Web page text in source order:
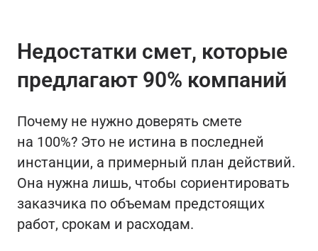
Недостатки смет, которые
предлагают 90% компаний
Почему не нужно доверять смете
на 100%? Это не истина в последней
инстанции, а примерный план действий.
Она нужна лишь, чтобы сориентировать
заказчика по объемам предстоящих
работ, срокам и расходам.